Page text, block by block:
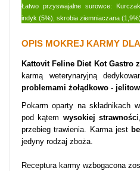
Łatwo przyswajalne surowce:
indyk (5%), skrobia ziemniaczana
OPIS MOKREJ KARMY
Kattovit Feline Diet Kot Gastro
karmą weterynaryjną
problemami żołądkowo -
Pokarm oparty na składnikach
pod kątem wysokiej strawnośc
przebieg trawienia. Karma jest
jedyny rodzaj zboża.
Receptura karmy wzbogacona